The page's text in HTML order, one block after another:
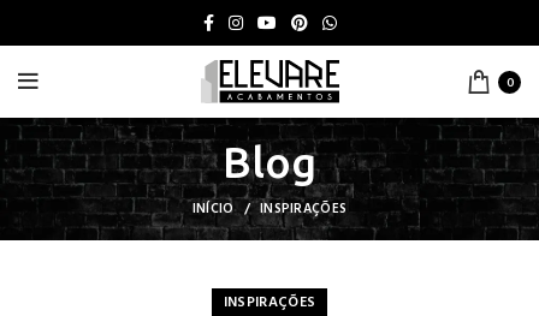
0
Blog
INÍCIO INSPIRAÇÕES
INSPIRAÇÕES